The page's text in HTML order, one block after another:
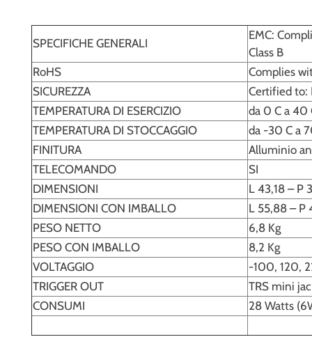
SPECIFICHE GENERALI
EMC:
Class B
RoHS
Complies
SICUREZZA
Certified to:
TEMPERATURA DI ESERCIZIO
da 0 C a 40
TEMPERATURA DI STOCCAGGIO
da -30 C a
FINITURA
Alluminio
TELECOMANDO
SI
DIMENSIONI
L 43,18 – P
DIMENSIONI CON IMBALLO
L 55,88 – P
PESO NETTO
6,8 Kg
PESO CON IMBALLO
8,2 Kg
VOLTAGGIO
-100, 120,
TRIGGER OUT
TRS mini
CONSUMI
28 Watts